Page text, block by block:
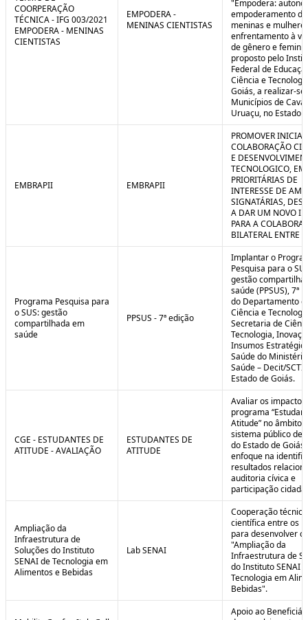
COORPERAÇÃO
TÉCNICA - IFG 003/2021
EMPODERA - MENINAS
CIENTISTAS
EMPODERA -
MENINAS CIENTISTAS
"Empodera:
empoderamento de
meninas e
enfrentamento à
de gênero e
proposto pelo
Federal de
Ciência e
Goiás, a realizar-se
Municípios de
Uruaçu, no Estado
EMBRAPII EMBRAPII
PROMOVER
COLABORAÇÃO
E
TECNOLOGICO, EM
PRIORITÁRIAS DE
INTERESSE DE
SIGNATÁRIAS,
A DAR UM NOVO
PARA A
BILATERAL ENTRE
Programa Pesquisa para
o SUS: gestão
compartilhada em
saúde
PPSUS - 7ª edição
Implantar o
Pesquisa para o
gestão
saúde (PPSUS), 7ª
do Departamento
Ciência e
Secretaria de
Tecnologia,
Insumos
Saúde do
Saúde – Decit/
Estado de Goiás.
CGE - ESTUDANTES DE
ATITUDE - AVALIAÇÃO
ESTUDANTES DE
ATITUDE
Avaliar os impactos
programa
Atitude” no âmbito
sistema público de
do Estado de
enfoque na
resultados
auditoria cívica e
participação cidadã
Ampliação da
Infraestrutura de
Soluções do Instituto
SENAI de Tecnologia em
Alimentos e Bebidas
Lab SENAI
Cooperação
científica entre os
para desenvolver o
"Ampliação da
Infraestrutura de
do Instituto SENAI
Tecnologia em
Bebidas".
Apoio ao